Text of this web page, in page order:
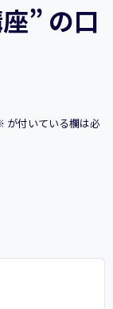
” の口
が付いている欄は必